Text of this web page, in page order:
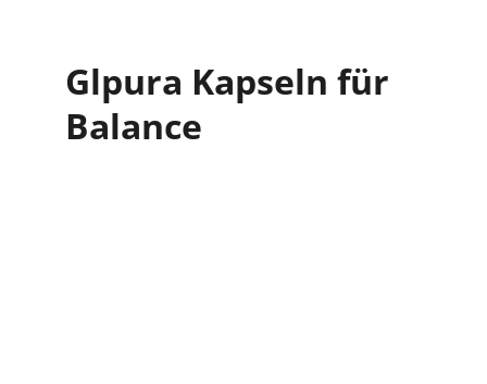
Glpura Kapseln für
Balance